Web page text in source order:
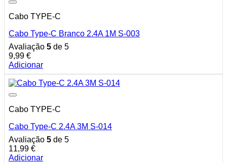
Cabo TYPE-C
Cabo Type-C Branco 2.4A 1M S-003
Avaliação 5 de 5
9,99 €
Adicionar
Cabo TYPE-C
Cabo Type-C 2.4A 3M S-014
Avaliação 5 de 5
11,99 €
Adicionar